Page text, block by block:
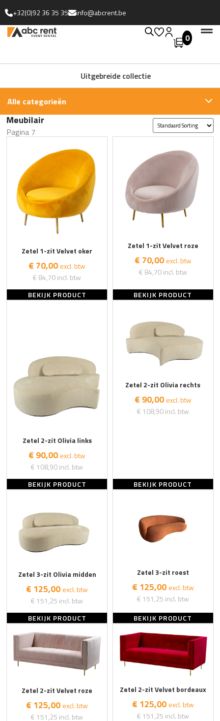
+32(0)92 36 35 35 info@abcrent.be
0
Uitgebreide collectie
Alle categorieën
Meubilair
Pagina 7
Zetel 1-zit Velvet oker
€ 70,00 excl. btw
€ 84,70incl. btw
BEKIJK PRODUCT
Zetel 1-zit Velvet roze
€ 70,00 excl. btw
€ 84,70incl. btw
BEKIJK PRODUCT
Zetel 2-zit Olivia links
€ 90,00 excl. btw
€ 108,90incl. btw
BEKIJK PRODUCT
Zetel 2-zit Olivia rechts
€ 90,00 excl. btw
€ 108,90incl. btw
BEKIJK PRODUCT
Zetel 3-zit Olivia midden
€ 125,00 excl. btw
€ 151,25 incl. btw
BEKIJK PRODUCT
Zetel 3-zit roest
€ 125,00 excl. btw
€ 151,25 incl. btw
BEKIJK PRODUCT
Zetel 2-zit Velvet roze
€ 125,00 excl. btw
€ 151,25 incl. btw
Zetel 2-zit Velvet bordeaux
€ 125,00 excl. btw
€ 151,25 incl. btw